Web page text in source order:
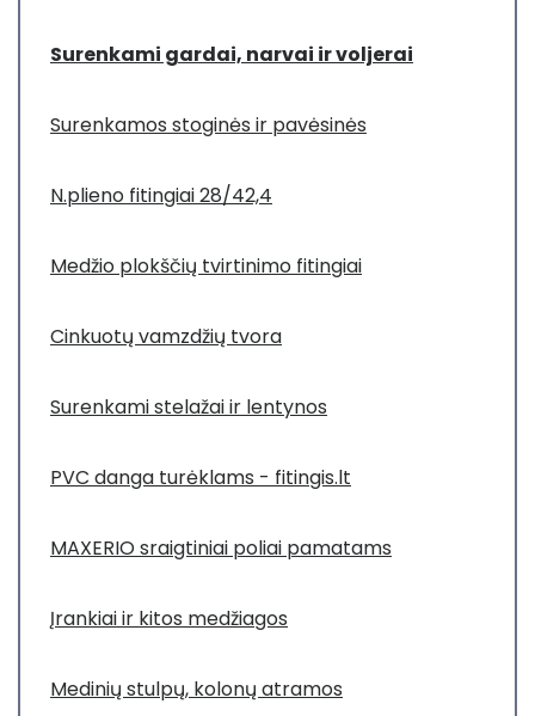
Surenkami gardai, narvai ir voljerai
Surenkamos stoginės ir pavėsinės
N.plieno fitingiai 28/42,4
Medžio plokščių tvirtinimo fitingiai
Cinkuotų vamzdžių tvora
Surenkami stelažai ir lentynos
PVC danga turėklams - fitingis.lt
MAXERIO sraigtiniai poliai pamatams
Įrankiai ir kitos medžiagos
Medinių stulpų, kolonų atramos